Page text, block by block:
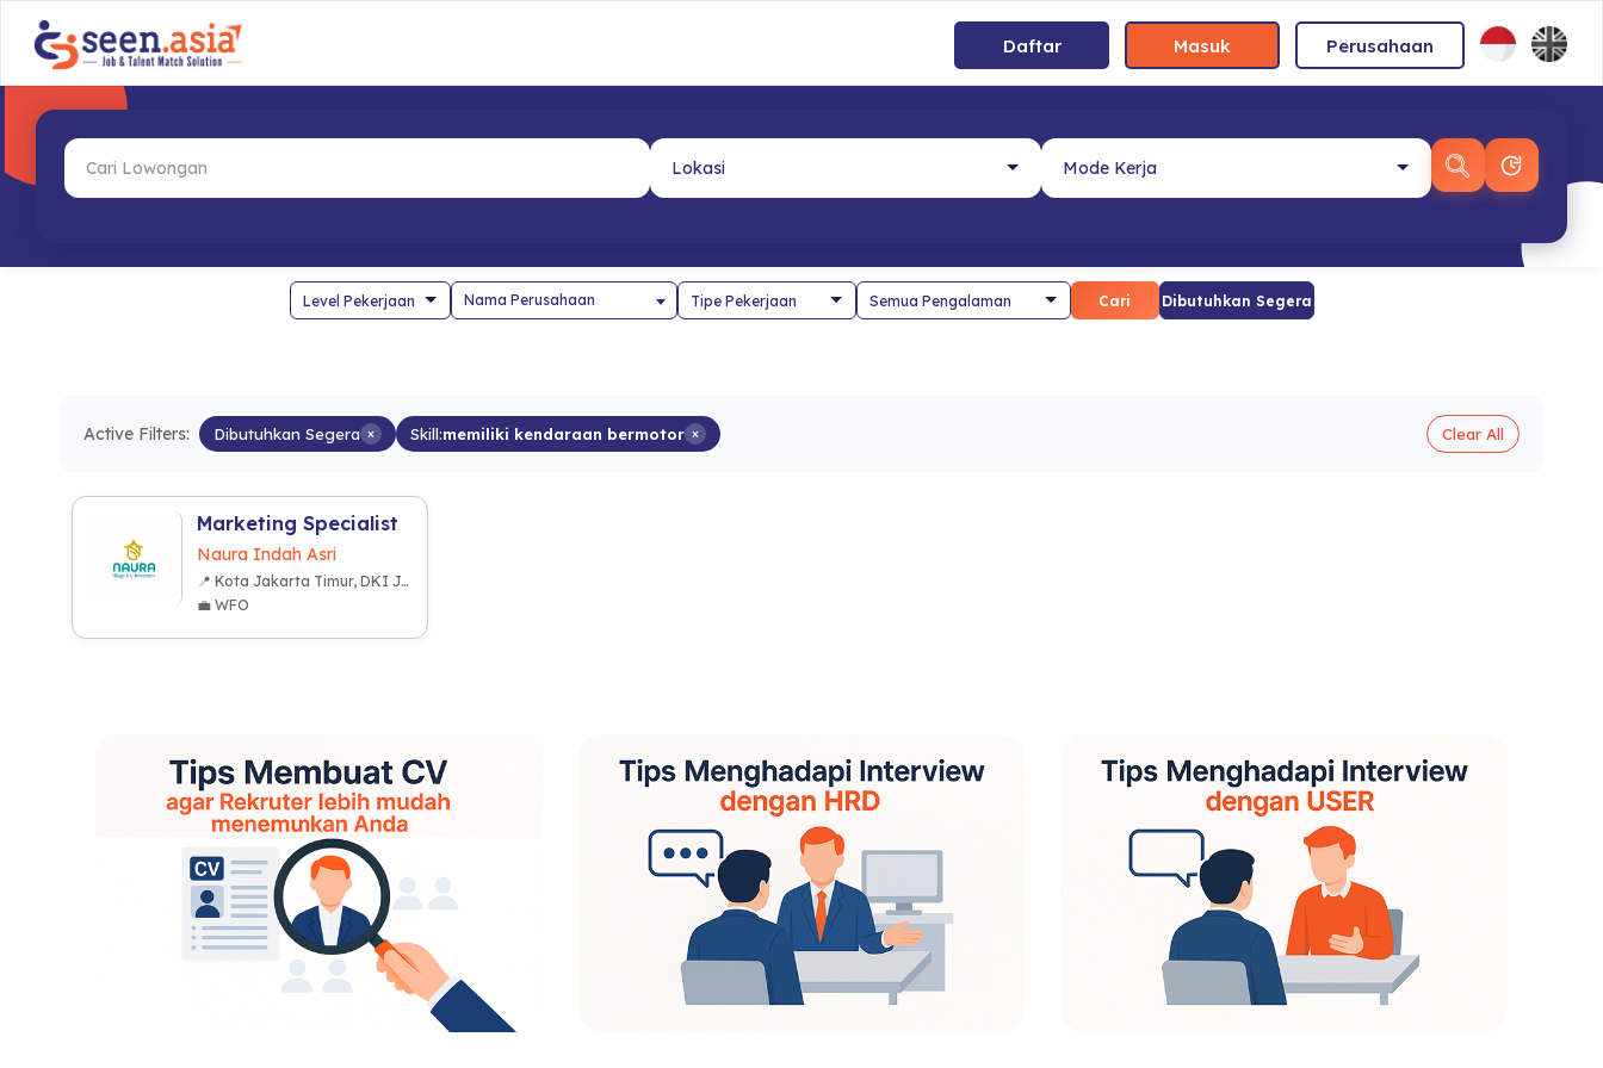
Daftar Masuk Perusahaan
Nama Perusahaan Cari Dibutuhkan Segera
Active Filters: Dibutuhkan Segera × Skill:memiliki kendaraan bermotor × Clear All
Marketing Specialist
Naura Indah Asri
📍 Kota Jakarta Timur, DKI Jakarta
💼 WFO